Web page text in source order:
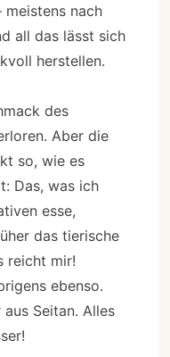
nach
all das lässt sich
herstellen.
des
Aber die
so, wie es
Das, was ich
esse,
das tierische
reicht mir!
ebenso.
Seitan. Alles